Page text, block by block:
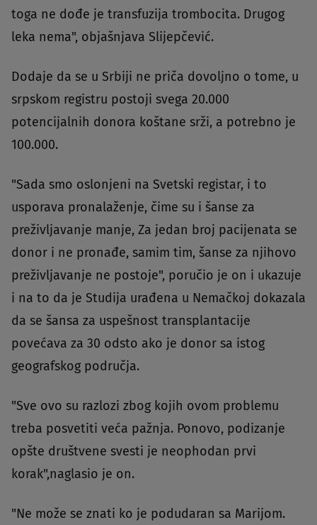
toga ne dođe je transfuzija trombocita. Drugog
leka nema", objašnjava Slijepčević.
Dodaje da se u Srbiji ne priča dovoljno o tome, u
srpskom registru postoji svega 20.000
potencijalnih donora koštane srži, a potrebno je
100.000.
"Sada smo oslonjeni na Svetski registar, i to
usporava pronalaženje, čime su i šanse za
preživljavanje manje, Za jedan broj pacijenata se
donor i ne pronađe, samim tim, šanse za njihovo
preživljavanje ne postoje", poručio je on i ukazuje
i na to da je Studija urađena u Nemačkoj dokazala
da se šansa za uspešnost transplantacije
povećava za 30 odsto ako je donor sa istog
geografskog područja.
"Sve ovo su razlozi zbog kojih ovom problemu
treba posvetiti veća pažnja. Ponovo, podizanje
opšte društvene svesti je neophodan prvi
korak",naglasio je on.
"Ne može se znati ko je podudaran sa Marijom.